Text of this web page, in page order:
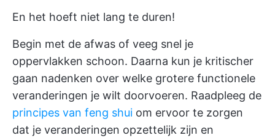
En het hoeft niet lang te duren!
Begin met de afwas of veeg snel je
oppervlakken schoon. Daarna kun je kritischer
gaan nadenken over welke grotere functionele
veranderingen je wilt doorvoeren. Raadpleeg de
principes van feng shui om ervoor te zorgen
dat je veranderingen opzettelijk zijn en